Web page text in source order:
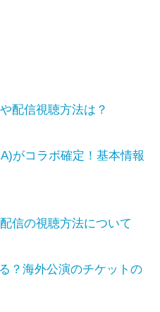
配信視聴方法は？
がコラボ確定！基本情報
信の視聴方法について
？海外公演のチケットの